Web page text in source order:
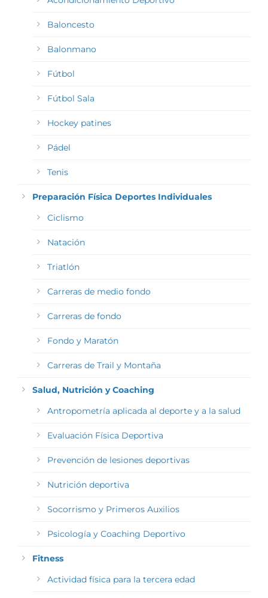
Baloncesto
Balonmano
Fútbol
Fútbol Sala
Hockey patines
Pádel
Tenis
Preparación Física Deportes Individuales
Ciclismo
Natación
Triatlón
Carreras de medio fondo
Carreras de fondo
Fondo y Maratón
Carreras de Trail y Montaña
Salud, Nutrición y Coaching
Antropometría aplicada al deporte y a la salud
Evaluación Física Deportiva
Prevención de lesiones deportivas
Nutrición deportiva
Socorrismo y Primeros Auxilios
Psicología y Coaching Deportivo
Fitness
Actividad física para la tercera edad